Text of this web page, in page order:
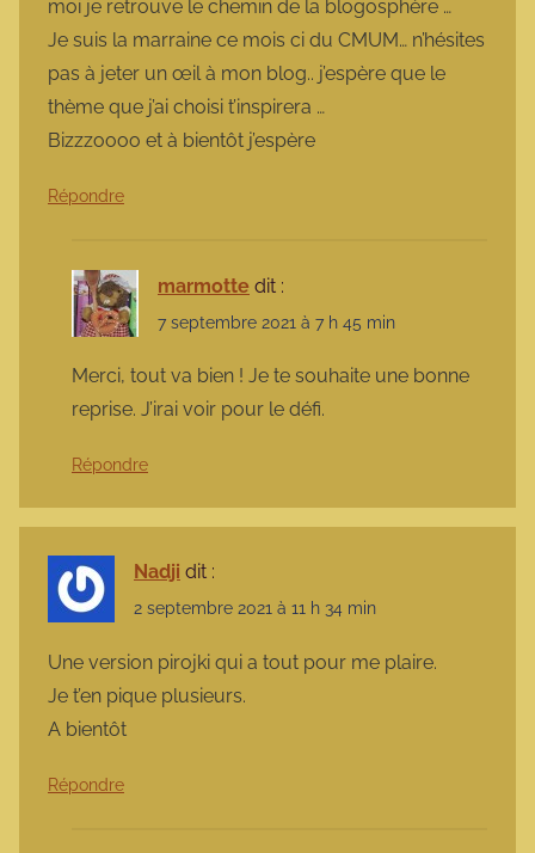
moi je retrouve le chemin de la blogosphère …
Je suis la marraine ce mois ci du CMUM… n’hésites
pas à jeter un œil à mon blog.. j’espère que le
thème que j’ai choisi t’inspirera …
Bizzzoooo et à bientôt j’espère
Répondre
marmotte dit :
7 septembre 2021 à 7 h 45 min
Merci, tout va bien ! Je te souhaite une bonne
reprise. J’irai voir pour le défi.
Répondre
Nadji dit :
2 septembre 2021 à 11 h 34 min
Une version pirojki qui a tout pour me plaire.
Je t’en pique plusieurs.
A bientôt
Répondre